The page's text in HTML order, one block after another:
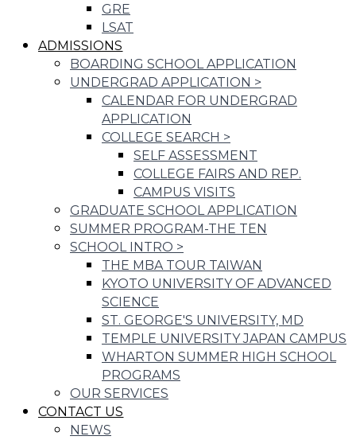
GRE
LSAT
ADMISSIONS
BOARDING SCHOOL APPLICATION
UNDERGRAD APPLICATION >
CALENDAR FOR UNDERGRAD
APPLICATION
COLLEGE SEARCH >
SELF ASSESSMENT
COLLEGE FAIRS AND REP.
CAMPUS VISITS
GRADUATE SCHOOL APPLICATION
SUMMER PROGRAM-THE TEN
SCHOOL INTRO >
THE MBA TOUR TAIWAN
KYOTO UNIVERSITY OF ADVANCED
SCIENCE
ST. GEORGE'S UNIVERSITY, MD
TEMPLE UNIVERSITY JAPAN CAMPUS
WHARTON SUMMER HIGH SCHOOL
PROGRAMS
OUR SERVICES
CONTACT US
NEWS